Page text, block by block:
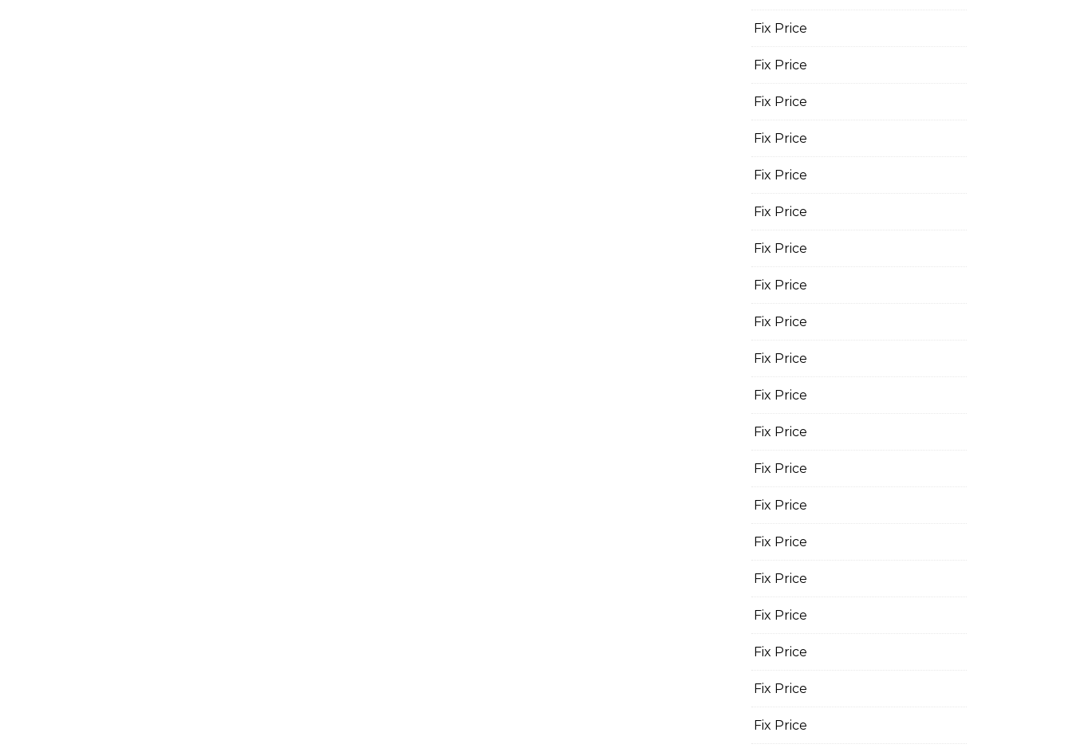
Fix Price
Fix Price
Fix Price
Fix Price
Fix Price
Fix Price
Fix Price
Fix Price
Fix Price
Fix Price
Fix Price
Fix Price
Fix Price
Fix Price
Fix Price
Fix Price
Fix Price
Fix Price
Fix Price
Fix Price